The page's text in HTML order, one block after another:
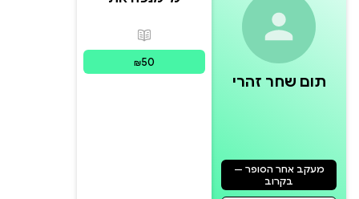
תום שחר זהרי
מעקב אחר הסופר —
בקרוב
פורמטים זמינים
₪50